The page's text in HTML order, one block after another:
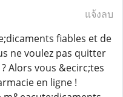
แจ้งลบ
fiables et de
ne voulez pas quitter
Alors vous &ecirc;tes
en ligne !